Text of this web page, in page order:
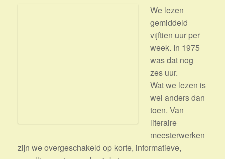
We lezen
gemiddeld
vijftien uur per
week. In 1975
was dat nog
zes uur.
Wat we lezen is
wel anders dan
toen. Van
literaire
meesterwerken
zijn we overgeschakeld op korte, informatieve,